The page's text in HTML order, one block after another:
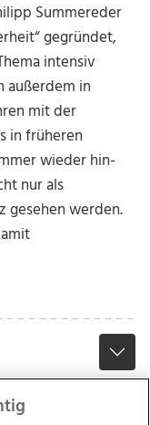
Summereder
gegründet,
intensiv
außerdem in
mit der
in früheren
wieder hin­
nur als
gesehen werden.